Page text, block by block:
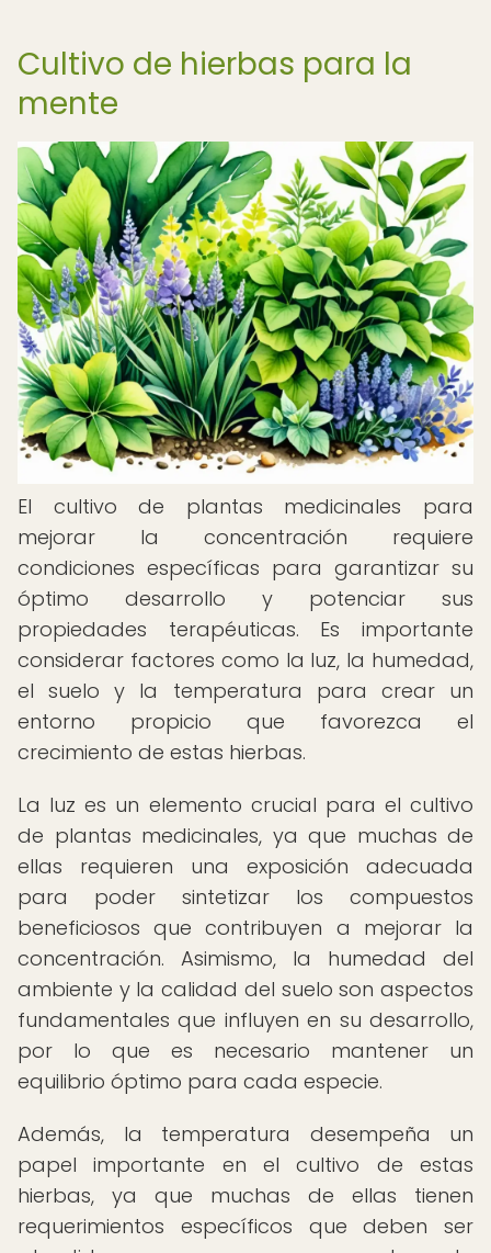
Cultivo de hierbas para la
mente
El cultivo de plantas medicinales para
mejorar la concentración requiere
condiciones específicas para garantizar su
óptimo desarrollo y potenciar sus
propiedades terapéuticas. Es importante
considerar factores como la luz, la humedad,
el suelo y la temperatura para crear un
entorno propicio que favorezca el
crecimiento de estas hierbas.
La luz es un elemento crucial para el cultivo
de plantas medicinales, ya que muchas de
ellas requieren una exposición adecuada
para poder sintetizar los compuestos
beneficiosos que contribuyen a mejorar la
concentración. Asimismo, la humedad del
ambiente y la calidad del suelo son aspectos
fundamentales que influyen en su desarrollo,
por lo que es necesario mantener un
equilibrio óptimo para cada especie.
Además, la temperatura desempeña un
papel importante en el cultivo de estas
hierbas, ya que muchas de ellas tienen
requerimientos específicos que deben ser